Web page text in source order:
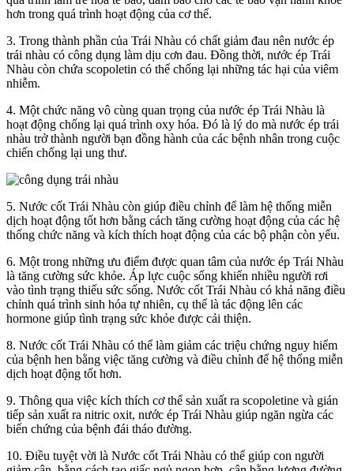
hơn trong quá trình hoạt động của cơ thể.
3. Trong thành phần của Trái Nhàu có chất giảm đau nên nước ép
trái nhàu có công dụng làm dịu cơn đau. Đồng thời, nước ép Trái
Nhàu còn chứa scopoletin có thể chống lại những tác hại của viêm
nhiễm.
4. Một chức năng vô cùng quan trọng của nước ép Trái Nhàu là
hoạt động chống lại quá trình oxy hóa. Đó là lý do mà nước ép trái
nhàu trở thành người bạn đồng hành của các bệnh nhân trong cuộc
chiến chống lại ung thư.
5. Nước cốt Trái Nhàu còn giúp điều chỉnh để làm hệ thống miễn
dịch hoạt động tốt hơn bằng cách tăng cường hoạt động của các hệ
thống chức năng và kích thích hoạt động của các bộ phận còn yếu.
6. Một trong những ưu điểm được quan tâm của nước ép Trái Nhàu
là tăng cường sức khỏe. Áp lực cuộc sống khiến nhiều người rơi
vào tình trạng thiếu sức sống. Nước cốt Trái Nhàu có khả năng điều
chỉnh quá trình sinh hóa tự nhiên, cụ thể là tác động lên các
hormone giúp tình trạng sức khỏe được cải thiện.
8. Nước cốt Trái Nhàu có thể làm giảm các triệu chứng nguy hiểm
của bệnh hen bằng việc tăng cường và điều chỉnh để hệ thống miễn
dịch hoạt động tốt hơn.
9. Thông qua việc kích thích cơ thể sản xuất ra scopoletine và gián
tiếp sản xuất ra nitric oxit, nước ép Trái Nhàu giúp ngăn ngừa các
biến chứng của bệnh đái tháo đường.
10. Điều tuyệt vời là Nước cốt Trái Nhàu có thể giúp con người